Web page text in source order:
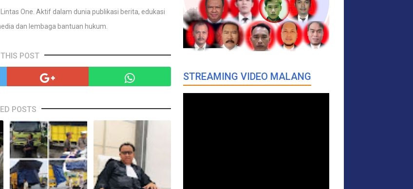
One. Aktif dalam dunia publikasi berita, edukasi
dan lembaga bantuan hukum.
POST
POSTS
STREAMING VIDEO MALANG